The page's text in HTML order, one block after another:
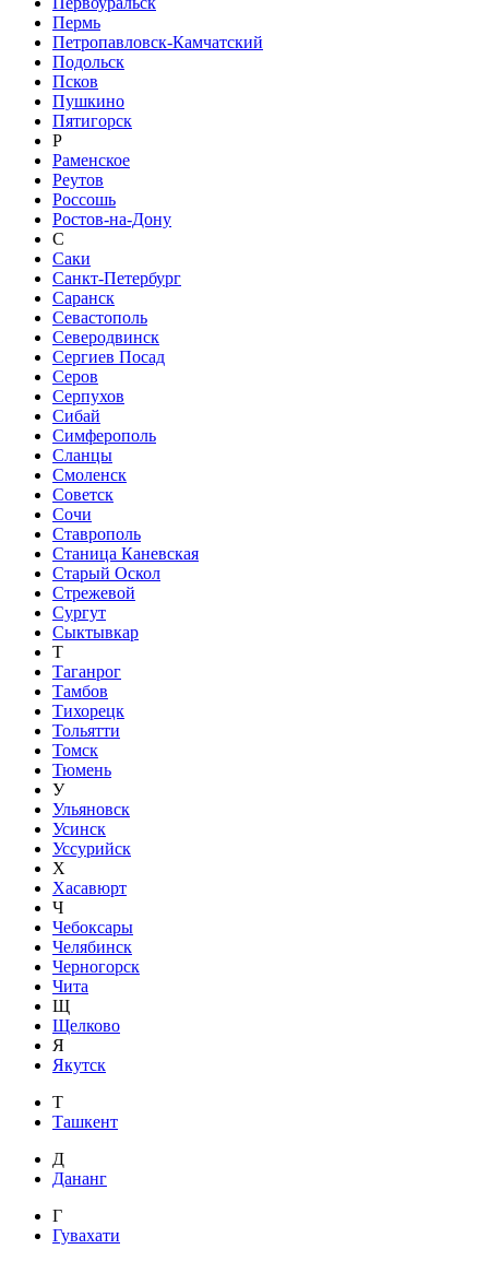
Пермь
Петропавловск-Камчатский
Подольск
Псков
Пушкино
Пятигорск
Р
Раменское
Реутов
Россошь
Ростов-на-Дону
С
Саки
Санкт-Петербург
Саранск
Севастополь
Северодвинск
Сергиев Посад
Серов
Серпухов
Сибай
Симферополь
Сланцы
Смоленск
Советск
Сочи
Ставрополь
Станица Каневская
Старый Оскол
Стрежевой
Сургут
Сыктывкар
Т
Таганрог
Тамбов
Тихорецк
Тольятти
Томск
Тюмень
У
Ульяновск
Усинск
Уссурийск
Х
Хасавюрт
Ч
Чебоксары
Челябинск
Черногорск
Чита
Щ
Щелково
Я
Якутск
Т
Ташкент
Д
Дананг
Г
Гувахати